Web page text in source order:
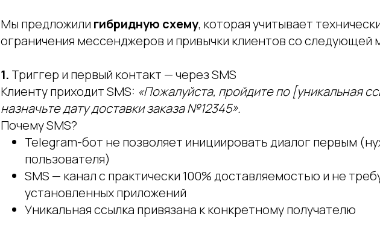
Мы предложили гибридную схему, которая учитывает
ограничения мессенджеров и привычки клиентов со следующей
1. Триггер и первый контакт — через SMS
Клиенту приходит SMS: «Пожалуйста, пройдите по [уникальная
назначьте дату доставки заказа №12345».
Почему SMS?
Telegram-бот не позволяет инициировать диалог первым
пользователя)
SMS — канал с практически 100% доставляемостью и не
установленных приложений
Уникальная ссылка привязана к конкретному получателю